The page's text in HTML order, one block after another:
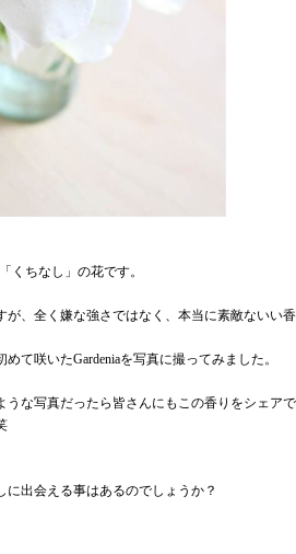
くちなし」の花です。
が、全く嫌な強さではなく、本当に素敵ないい
て咲いたGardeniaを写真に撮ってみました。
うな写真だったら皆さんにもこの香りをシェア
に出会える事はあるのでしょうか？